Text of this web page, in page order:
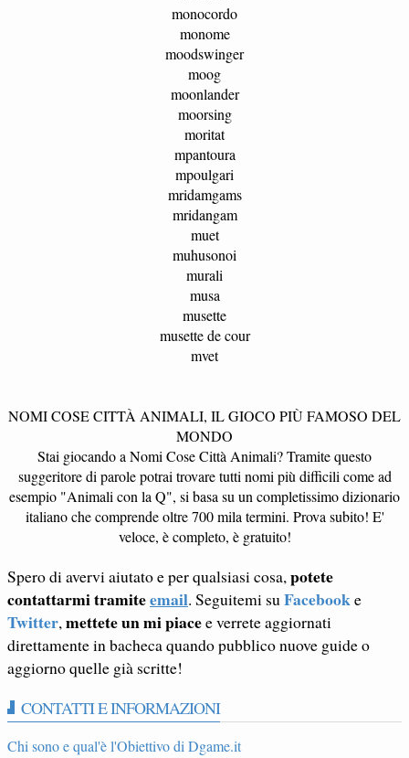
monocordo
monome
moodswinger
moog
moonlander
moorsing
moritat
mpantoura
mpoulgari
mridamgams
mridangam
muet
muhusonoi
murali
musa
musette
musette de cour
mvet
NOMI COSE CITTÀ ANIMALI, IL GIOCO PIÙ FAMOSO DEL
MONDO
Stai giocando a Nomi Cose Città Animali? Tramite questo
suggeritore di parole potrai trovare tutti nomi più difficili come ad
esempio "Animali con la Q", si basa su un completissimo dizionario
italiano che comprende oltre 700 mila termini. Prova subito! E'
veloce, è completo, è gratuito!
Spero di avervi aiutato e per qualsiasi cosa, potete
contattarmi tramiteemail. Seguitemi su Facebooke
Twitter, mettete un mi piacee verrete aggiornati
direttamente in bacheca quando pubblico nuove guide o
aggiorno quelle già scritte!
CONTATTI E INFORMAZIONI
Chi sono e qual'è l'Obiettivo di Dgame.it